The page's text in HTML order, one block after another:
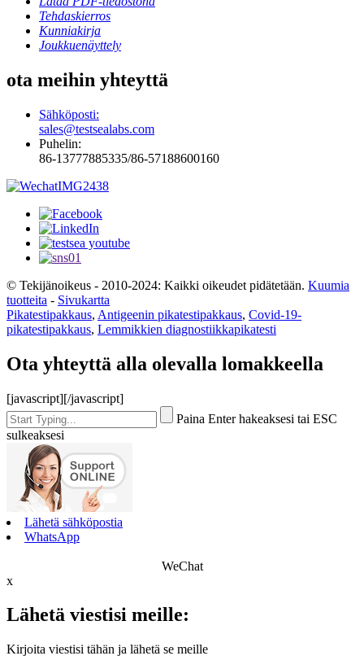
Tehdaskierros
Kunniakirja
Joukkuenäyttely
ota meihin yhteyttä
Sähköposti:
sales@testsealabs.com
Puhelin:
86-13777885335/86-57188600160
© Tekijänoikeus - 2010-2024: Kaikki oikeudet pidätetään. Kuumia
tuotteita - Sivukartta
Pikatestipakkaus, Antigeenin pikatestipakkaus, Covid-19-
pikatestipakkaus, Lemmikkien diagnostiikkapikatesti
Ota yhteyttä alla olevalla lomakkeella
[javascript][/javascript]
Paina Enter hakeaksesi tai ESC
sulkeaksesi
Lähetä sähköpostia
WhatsApp
WeChat
x
Lähetä viestisi meille:
Kirjoita viestisi tähän ja lähetä se meille